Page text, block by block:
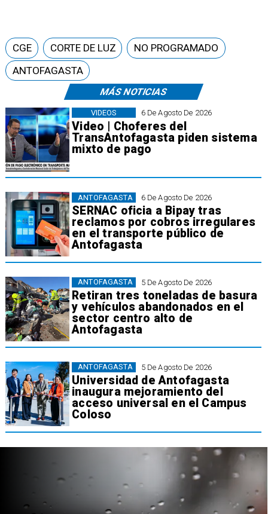
MÁS NOTICIAS
6 De Agosto De 2026
Video | Choferes del
TransAntofagasta piden sistema
mixto de pago
VIDEOS
6 De Agosto De 2026
SERNAC oficia a Bipay tras
reclamos por cobros irregulares
en el transporte público de
Antofagasta
ANTOFAGASTA
5 De Agosto De 2026
Retiran tres toneladas de basura
y vehículos abandonados en el
sector centro alto de
Antofagasta
ANTOFAGASTA
5 De Agosto De 2026
Universidad de Antofagasta
inaugura mejoramiento del
acceso universal en el Campus
Coloso
ANTOFAGASTA
CGE CORTE DE LUZ
NO PROGRAMADO
ANTOFAGASTA